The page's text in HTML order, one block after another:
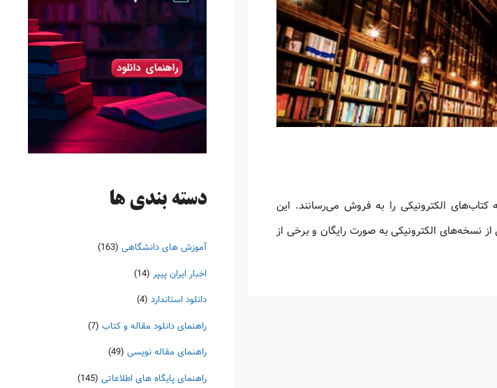
کتاب‌های الکترونیکی را به فروش می‌رسانند. این
نسخه‌های الکترونیکی به صورت رایگان و برخی از
دسته‌ بندی ها
آموزش های دانشگاهی (163)
اخبار ایران پیپر (14)
دانلود استاندارد (4)
راهنمای دانلود مقاله و کتاب (7)
راهنمای مقاله نویسی (49)
راهنمای پایگاه های اطلاعاتی (145)